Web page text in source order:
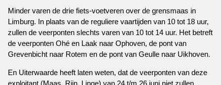
Minder varen de drie fiets-voetveren over de grensmaas in
Limburg. In plaats van de reguliere vaartijden van 10 tot 18 uur,
zullen de veerponten slechts varen van 10 tot 14 uur. Het betreft
de veerponten Ohé en Laak naar Ophoven, de pont van
Grevenbicht naar Rotem en de pont van Geulle naar Uikhoven.
En Uiterwaarde heeft laten weten, dat de veerponten van deze
exploitant (Maas, Rijn, Linge) van 24 t/m 26 juni niet zullen